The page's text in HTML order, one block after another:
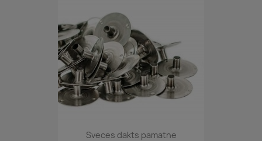
Sveces dakts pamatne